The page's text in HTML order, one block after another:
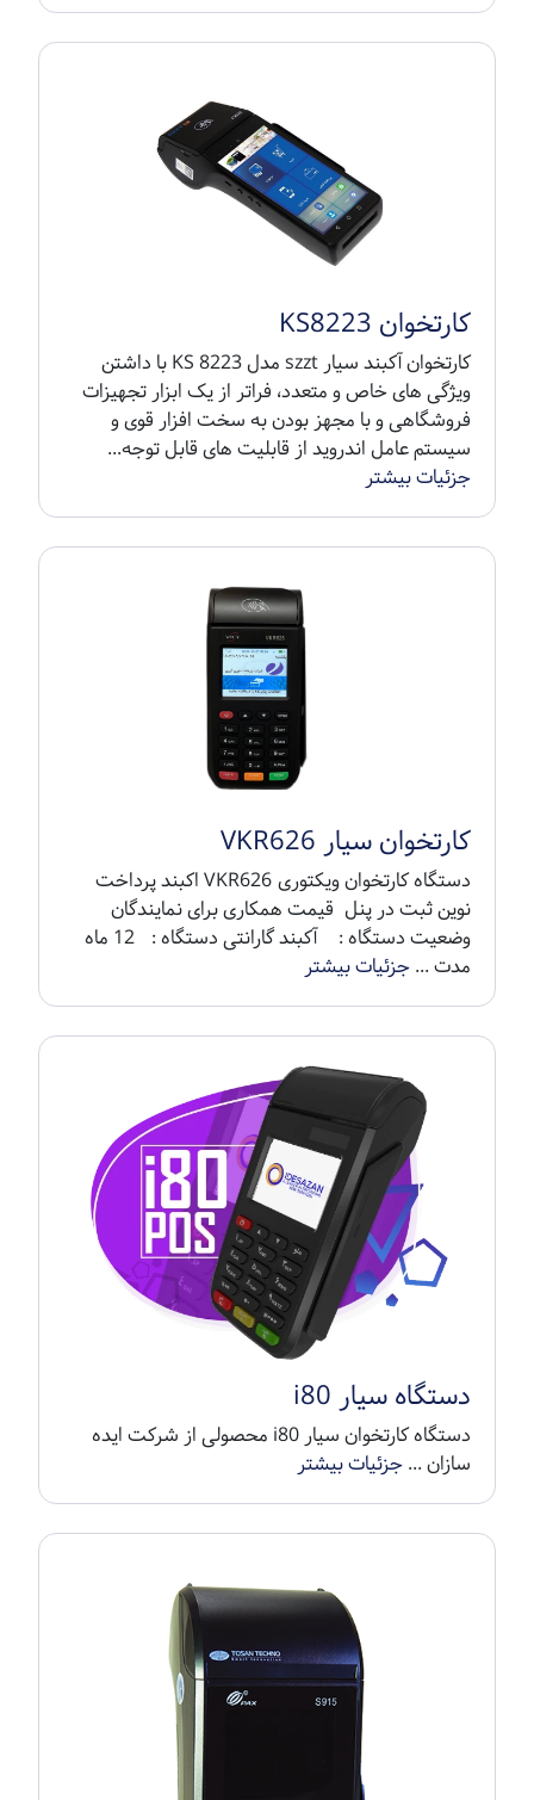
کارتخوان KS8223
کارتخوان آکبند سیار szzt مدل KS 8223 با داشتن
ویژگی های خاص و متعدد، فراتر از یک ابزار تجهیزات
فروشگاهی و با مجهز بودن به سخت افزار قوی و
سیستم عامل اندروید از قابلیت های قابل توجه...
جزئیات بیشتر
کارتخوان سیار VKR626
دستگاه کارتخوان ویکتوری VKR626 اکبند پرداخت
نوین ثبت در پنل قیمت همکاری برای نمایندگان
وضعیت دستگاه : آکبند گارانتی دستگاه : 12 ماه
مدت ...جزئیات بیشتر
دستگاه سیار i80
دستگاه کارتخوان سیار i80 محصولی از شرکت ایده
سازان ...جزئیات بیشتر